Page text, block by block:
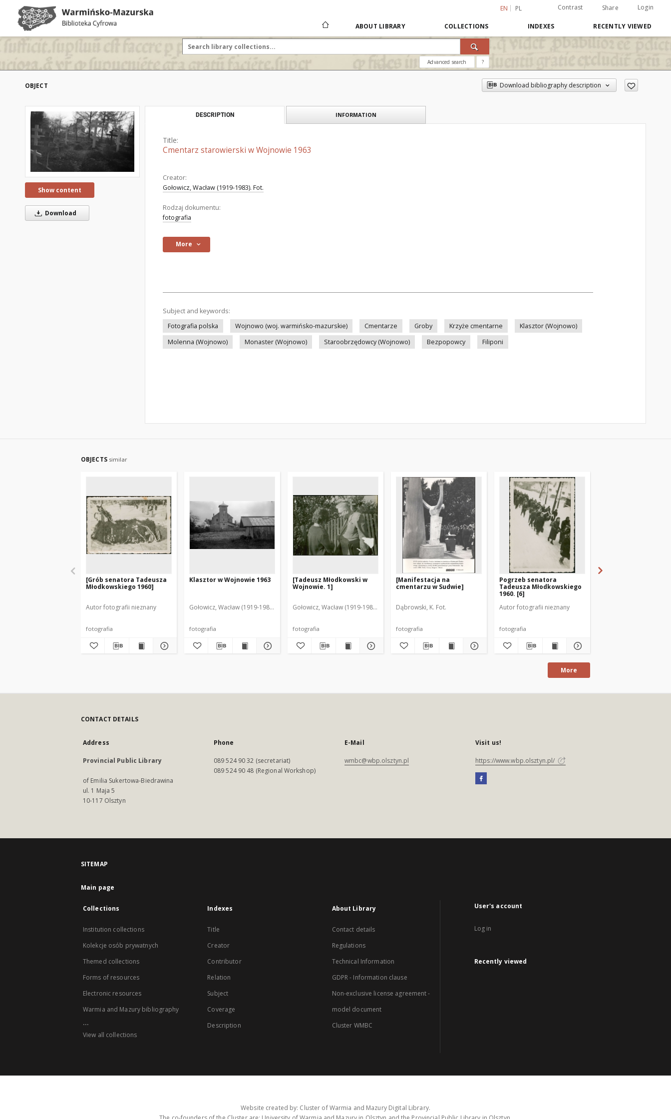
EN PL Contrast Share Login
ABOUT LIBRARY COLLECTIONS INDEXES RECENTLY VIEWED
Advanced search ?
OBJECT Download bibliography description
Show content
Download
DESCRIPTION INFORMATION
Title:
Cmentarz starowierski w Wojnowie 1963
Creator:
Gołowicz, Wacław (1919-1983). Fot.
Rodzaj dokumentu:
fotografia
More
Subject and keywords:
Fotografia polska
Wojnowo (woj. warmińsko-mazurskie) Cmentarze Groby Krzyże cmentarne
Klasztor (Wojnowo)
Molenna (Wojnowo)
Monaster (Wojnowo) Staroobrzędowcy (Wojnowo) Bezpopowcy Filiponi
OBJECTS similar
[Grób senatora Tadeusza
Młodkowskiego 1960]
Autor fotografii nieznany
fotografia
Klasztor w Wojnowie 1963
Gołowicz, Wacław (1919-1983). Fot.
fotografia
[Tadeusz Młodkowski w
Wojnowie. 1]
Gołowicz, Wacław (1919-1983). Fot.
fotografia
[Manifestacja na
cmentarzu w Sudwie]
Dąbrowski, K. Fot.
fotografia
Pogrzeb senatora
Tadeusza Młodkowskiego
1960. [6]
Autor fotografii nieznany
fotografia
More
CONTACT DETAILS
Address
Provincial Public Library
of Emilia Sukertowa-Biedrawina
ul. 1 Maja 5
10-117 Olsztyn
Phone
089 524 90 32 (secretariat)
089 524 90 48 (Regional Workshop)
E-Mail
wmbc@wbp.olsztyn.pl
Visit us!
https://www.wbp.olsztyn.pl/
SITEMAP
Main page
Collections
Institution collections
Kolekcje osób prywatnych
Themed collections
Forms of resources
Electronic resources
Warmia and Mazury bibliography
...
View all collections
Indexes
Title
Creator
Contributor
Relation
Subject
Coverage
Description
About Library
Contact details
Regulations
Technical Information
GDPR - Information clause
Non-exclusive license agreement -
model document
Cluster WMBC
User's account
Log in
Recently viewed
Website created by: Cluster of Warmia and Mazury Digital Library.